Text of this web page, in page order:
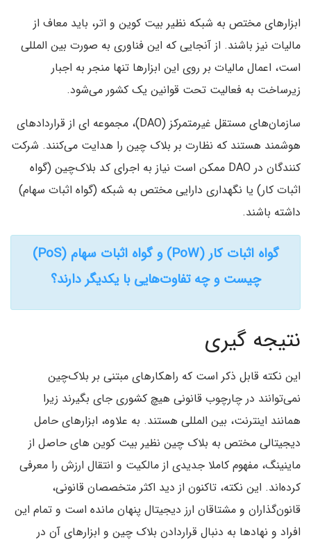
ابزارهای مختص به شبکه نظیر بیت کوین و اتر، باید معاف از
مالیات نیز باشند. از آنجایی که این فناوری به صورت بین المللی
است، اعمال مالیات بر روی این ابزارها تنها منجر به اجبار
زیرساخت به فعالیت تحت قوانین یک کشور می‌شود.
سازمان‌های مستقل غیرمتمرکز (DAO)، مجموعه ای از قراردادهای
هوشمند هستند که نظارت بر بلاک چین را هدایت می‌کنند. شرکت
کنندگان در DAO ممکن است نیاز به اجرای کد بلاک‌چین (گواه
اثبات کار) یا نگهداری دارایی مختص به شبکه (گواه اثبات سهام)
داشته باشند.
گواه اثبات کار (PoW) و گواه اثبات سهام (PoS)
چیست و چه تفاوت‌هایی با یکدیگر دارند؟
نتیجه گیری
این نکته قابل ذکر است که راهکارهای مبتنی بر بلاک‌چین
نمی‌توانند در چارچوب قانونی هیچ کشوری جای بگیرند زیرا
همانند اینترنت، بین المللی هستند. به علاوه، ابزارهای حامل
دیجیتالی مختص به بلاک چین نظیر بیت کوین های حاصل از
ماینینگ، مفهوم کاملا جدیدی از مالکیت و انتقال ارزش را معرفی
کرده‌اند. این نکته، تاکنون از دید اکثر متخصصان قانونی،
قانون‌گذاران و مشتاقان ارز دیجیتال پنهان مانده است و تمام این
افراد و نهادها به دنبال قراردادن بلاک چین و ابزارهای آن در